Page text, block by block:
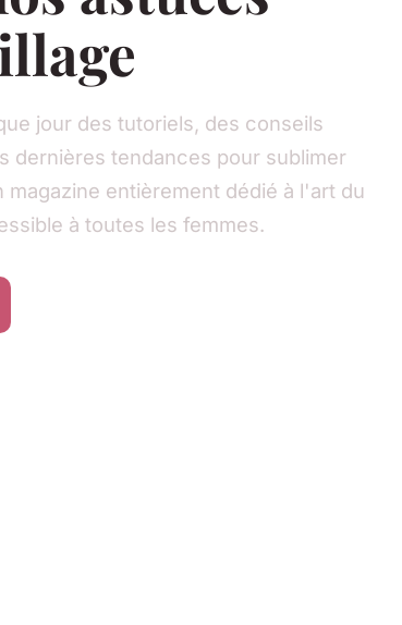
jour des tutoriels, des conseils
dernières tendances pour sublimer
magazine entièrement dédié à l'art du
à toutes les femmes.